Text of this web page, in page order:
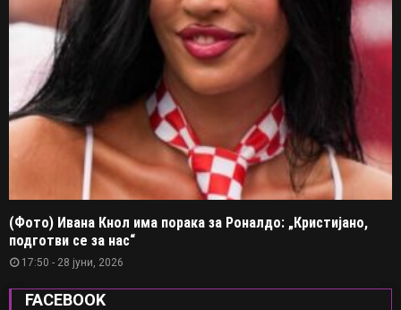
(Фото) Ивана Кнол има порака за Роналдо: „Кристијано,
подготви се за нас“
17:50 - 28 јуни, 2026
FACEBOOK